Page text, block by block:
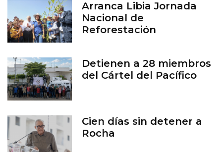
Arranca Libia Jornada
Nacional de
Reforestación
Detienen a 28 miembros
del Cártel del Pacífico
Cien días sin detener a
Rocha